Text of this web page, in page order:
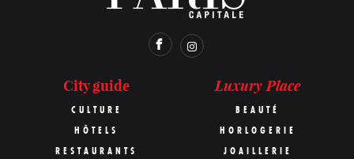
City guide
CULTURE
HÔTELS
RESTAURANTS
Luxury Place
BEAUTÉ
HORLOGERIE
JOAILLERIE